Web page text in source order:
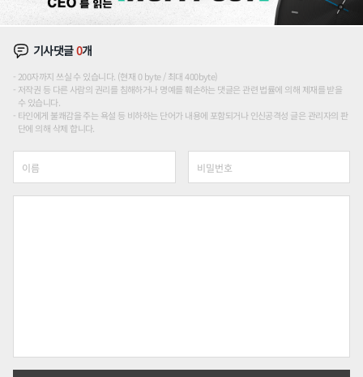
기사댓글0개
200자까지 쓰실 수 있습니다. (현재 0 byte / 최대 400byte)
저작권 등 다른 사람의 권리를 침해하거나 명예를 훼손하는 댓글은 관련 법률에 의해 제재를 받을
수 있습니다.
타인에게 불쾌감을 주는 욕설 등 비하하는 단어가 내용에 포함되거나 인신공격성 글은 관리자의 판
단에 의해 삭제 합니다.